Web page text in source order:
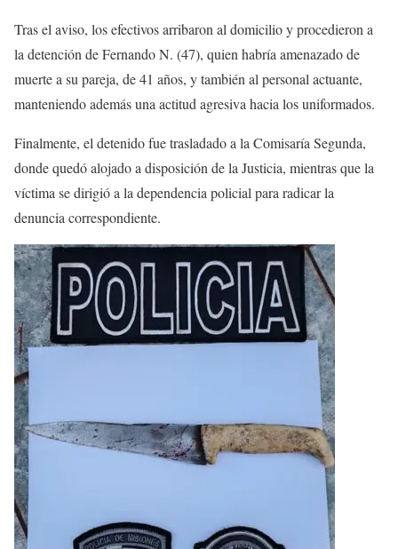
Tras el aviso, los efectivos arribaron al domicilio y procedieron a
la detención de Fernando N. (47), quien habría amenazado de
muerte a su pareja, de 41 años, y también al personal actuante,
manteniendo además una actitud agresiva hacia los uniformados.
Finalmente, el detenido fue trasladado a la Comisaría Segunda,
donde quedó alojado a disposición de la Justicia, mientras que la
víctima se dirigió a la dependencia policial para radicar la
denuncia correspondiente.